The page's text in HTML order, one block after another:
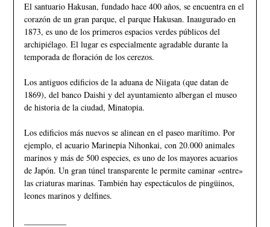
El santuario Hakusan, fundado hace 400 años, se encuentra en el
corazón de un gran parque, el parque Hakusan. Inaugurado en
1873, es uno de los primeros espacios verdes públicos del
archipiélago. El lugar es especialmente agradable durante la
temporada de floración de los cerezos.
Los antiguos edificios de la aduana de Niigata (que datan de
1869), del banco Daishi y del ayuntamiento albergan el museo
de historia de la ciudad, Minatopia.
Los edificios más nuevos se alinean en el paseo marítimo. Por
ejemplo, el acuario Marinepia Nihonkai, con 20.000 animales
marinos y más de 500 especies, es uno de los mayores acuarios
de Japón. Un gran túnel transparente le permite caminar «entre»
las criaturas marinas. También hay espectáculos de pingüinos,
leones marinos y delfines.